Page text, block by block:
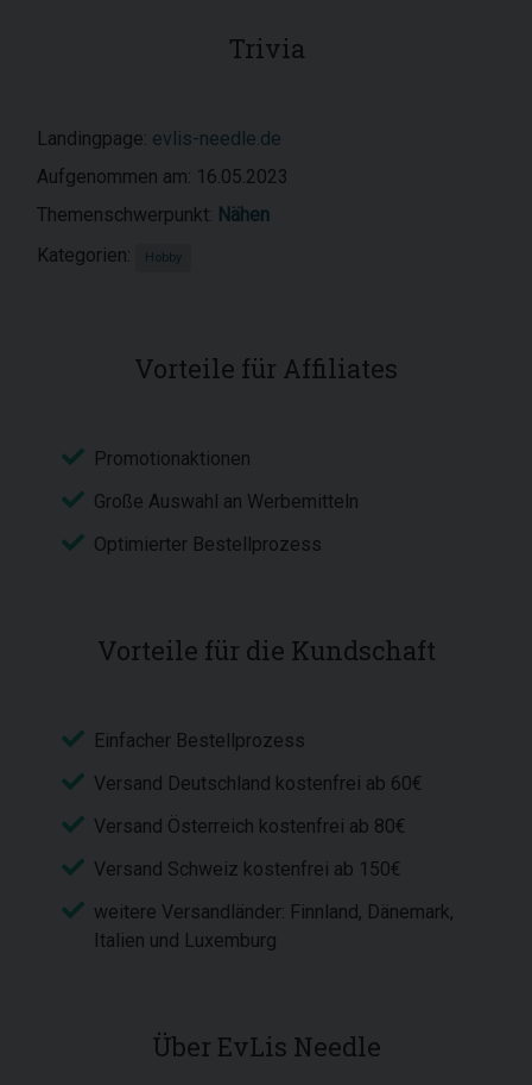
Trivia
Landingpage: evlis-needle.de
Aufgenommen am: 16.05.2023
Themenschwerpunkt: Nähen
Kategorien:
Hobby
Vorteile für Affiliates
Promotionaktionen
Große Auswahl an Werbemitteln
Optimierter Bestellprozess
Vorteile für die Kundschaft
Einfacher Bestellprozess
Versand Deutschland kostenfrei ab 60€
Versand Österreich kostenfrei ab 80€
Versand Schweiz kostenfrei ab 150€
weitere Versandländer: Finnland, Dänemark,
Italien und Luxemburg
Über EvLis Needle